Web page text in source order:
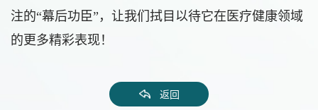
注的“幕后功臣”，让我们拭目以待它在医疗健康领域
的更多精彩表现！
返回